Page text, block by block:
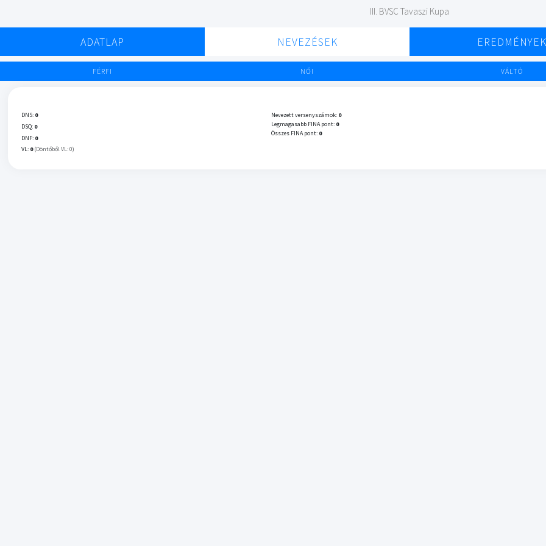
III. BVSC Tavaszi Kupa
ADATLAP NEVEZÉSEK EREDMÉNYEK
FÉRFI NŐI VÁLTÓ
DNS: 0
DSQ: 0
DNF: 0
VL: 0 (Döntőből VL: 0)
Nevezett versenyszámok: 0
Legmagasabb FINA pont: 0
Összes FINA pont: 0